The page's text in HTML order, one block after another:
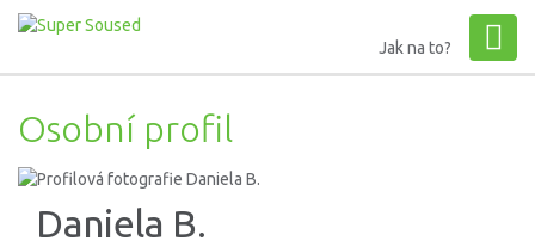
Jak na to?
Osobní profil
Daniela B.